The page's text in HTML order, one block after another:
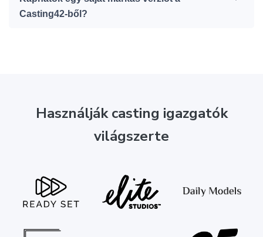
Casting42-ből?
Használják casting igazgatók
világszerte